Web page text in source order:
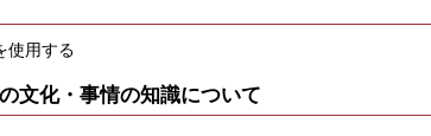
使用する
文化・事情の知識について